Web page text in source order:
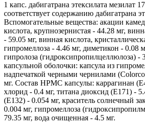
1 капс. дабигатрана этексилата мезилат
соответствует содержанию дабигатрана
Вспомогательные вещества: акации
кислота, крупнозернистая - 44.28 мг,
- 59.05 мг, винная кислота,
гипромеллоза - 4.46 мг, диметикон - 0.08
гипролоза (гидроксипропилцеллюлоза) -
капсульной оболочки: капсула из
надпечаткой черными чернилами
мг. Состав HPMC капсулы: каррагинан
хлорид - 0.4 мг, титана диоксид (E171) -
(Е132) - 0.054 мг, краситель солнечный
0.004 мг, гипромеллоза
79.35 мг, вода очищенная - 4.5 мг.